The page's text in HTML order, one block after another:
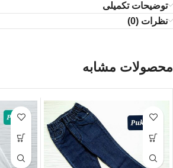
توضیحات تکمیلی
نظرات (0)
محصولات مشابه